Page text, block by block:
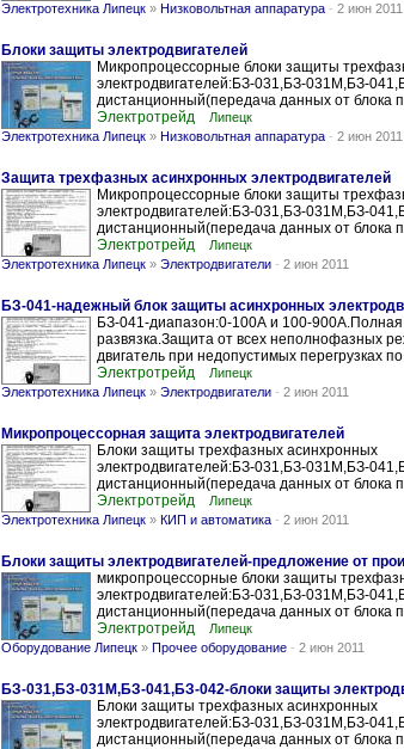
Электротехника Липецк » Низковольтная аппаратура - 2 июн 2011
Блоки защиты электродвигателей
Микропроцессорные блоки защиты
электродвигателей:БЗ-031,БЗ-031М,БЗ-
дистанционный(передача данных от блока
Электротрейд
Липецк
Электротехника Липецк » Низковольтная аппаратура - 2 июн 2011
Защита трехфазных асинхронных электродвигателей
Микропроцессорные блоки защиты
электродвигателей:БЗ-031,БЗ-031М,БЗ-
дистанционный(передача данных от блока
Электротрейд
Липецк
Электротехника Липецк » Электродвигатели - 2 июн 2011
БЗ-041-надежный блок защиты асинхронных
БЗ-041-диапазон:0-100А и 100-900А.Полная
развязка.Защита от всех неполнофазных
двигатель при недопустимых перегрузках по
Электротрейд
Липецк
Электротехника Липецк » Электродвигатели - 2 июн 2011
Микропроцессорная защита электродвигателей
Блоки защиты трехфазных асинхронных
электродвигателей:БЗ-031,БЗ-031М,БЗ-
дистанционный(передача данных от блока
Электротрейд
Липецк
Электротехника Липецк » КИП и автоматика - 2 июн 2011
Блоки защиты электродвигателей-предложение от
микропроцессорные блоки защиты
электродвигателей:БЗ-031,БЗ-031М,БЗ-
дистанционный(передача данных от блока
Электротрейд
Липецк
Оборудование Липецк » Прочее оборудование - 2 июн 2011
БЗ-031,БЗ-031М,БЗ-041,БЗ-042-блоки защиты
Блоки защиты трехфазных асинхронных
электродвигателей:БЗ-031,БЗ-031М,БЗ-
дистанционный(передача данных от блока